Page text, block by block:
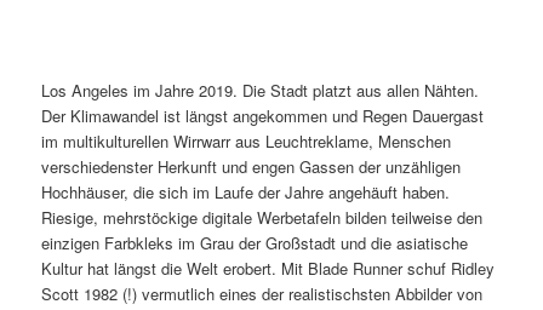
Los Angeles im Jahre 2019. Die Stadt platzt aus allen Nähten.
Der Klimawandel ist längst angekommen und Regen Dauergast
im multikulturellen Wirrwarr aus Leuchtreklame, Menschen
verschiedenster Herkunft und engen Gassen der unzähligen
Hochhäuser, die sich im Laufe der Jahre angehäuft haben.
Riesige, mehrstöckige digitale Werbetafeln bilden teilweise den
einzigen Farbkleks im Grau der Großstadt und die asiatische
Kultur hat längst die Welt erobert. Mit Blade Runner schuf Ridley
Scott 1982 (!) vermutlich eines der realistischsten Abbilder von